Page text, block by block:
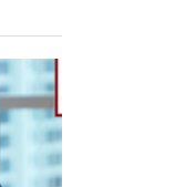
Next